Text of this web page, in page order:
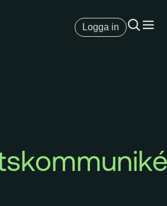
Logga in